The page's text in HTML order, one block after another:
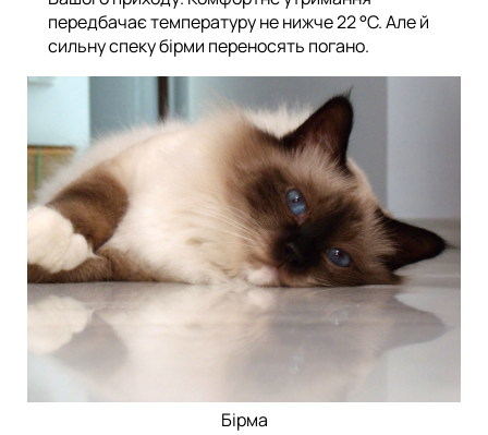
передбачає температуру не нижче 22 °C. Але й
сильну спеку бірми переносять погано.
Бірма